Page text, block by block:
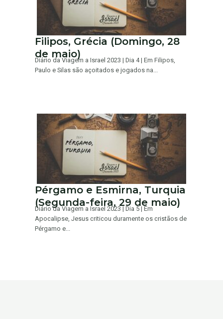
Filipos, Grécia (Domingo, 28
de maio)
Diário da Viagem a Israel 2023 | Dia 4 | Em Filipos,
Paulo e Silas são açoitados e jogados na...
Pérgamo e Esmirna, Turquia
(Segunda-feira, 29 de maio)
Diário da Viagem a Israel 2023 | Dia 5 | Em
Apocalipse, Jesus criticou duramente os cristãos de
Pérgamo e...